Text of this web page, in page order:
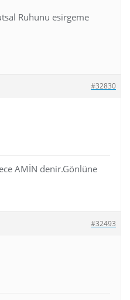
Ruhunu esirgeme
#32830
AMİN denir.Gönlüne
#32493